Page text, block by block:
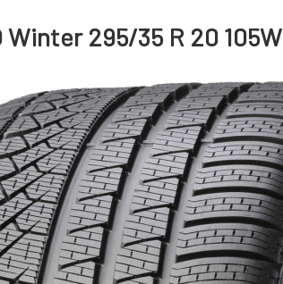
Winter 295/35 R 20 105W